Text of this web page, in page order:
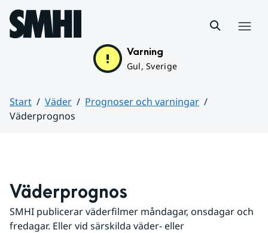
Hoppa till sidans innehåll
Varning
Gul, Sverige
Start Väder
Prognoser och varningar
Väderprognos
Väderprognos
SMHI publicerar väderfilmer måndagar, onsdagar och
fredagar. Eller vid särskilda väder- eller